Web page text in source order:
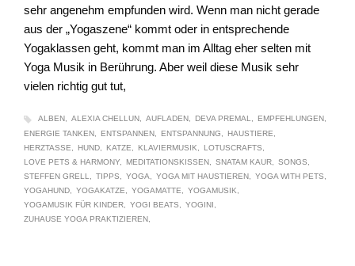
sehr angenehm empfunden wird. Wenn man nicht gerade
aus der „Yogaszene“ kommt oder in entsprechende
Yogaklassen geht, kommt man im Alltag eher selten mit
Yoga Musik in Berührung. Aber weil diese Musik sehr
vielen richtig gut tut,
ALBEN ALEXIA CHELLUN AUFLADEN DEVA PREMAL
EMPFEHLUNGEN
ENERGIE TANKEN
ENTSPANNEN ENTSPANNUNG
HAUSTIERE
HERZTASSE
HUND KATZE KLAVIERMUSIK
LOTUSCRAFTS
LOVE PETS & HARMONY
MEDITATIONSKISSEN SNATAM KAUR
SONGS
STEFFEN GRELL
TIPPS YOGA YOGA MIT HAUSTIEREN
YOGA WITH PETS
YOGAHUND
YOGAKATZE YOGAMATTE
YOGAMUSIK
YOGAMUSIK FÜR KINDER
YOGI BEATS
YOGINI
ZUHAUSE YOGA PRAKTIZIEREN